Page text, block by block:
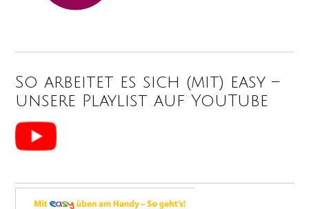
So arbeitet es sich (mit) easy –
unsere Playlist auf YouTube